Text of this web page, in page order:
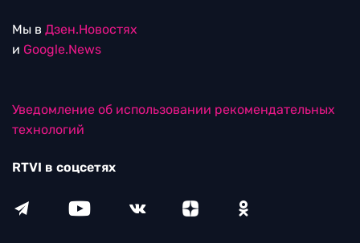
Мы в Дзен.Новостях
и Google.News
Уведомление об использовании рекомендательных
технологий
RTVI в соцсетях